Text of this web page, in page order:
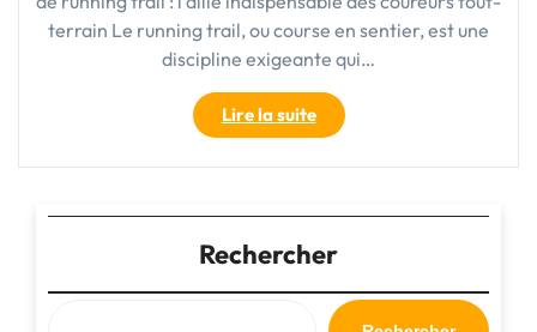
terrain Le running trail, ou course en sentier, est une
discipline exigeante qui…
Lire la suite"Choisir
la
bonne
de
running
trail
pour
vos
Rechercher